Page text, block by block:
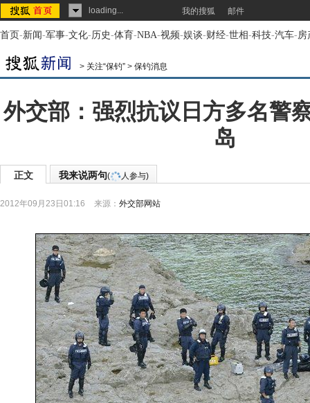
loading... 我的搜狐 邮件
首页-新闻-军事-文化-历史-体育-NBA-视频-娱谈-财经-世相-科技-汽车-房
> 关注“保钓” > 保钓消息
外交部：强烈抗议日方多名警
岛
正文 我来说两句( 人参与)
2012年09月23日01:16 来源： 外交部网站